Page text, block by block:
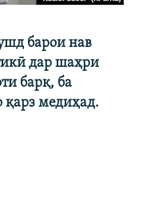
барои нав
дар шаҳри
барқ, ба
қарз медиҳад.